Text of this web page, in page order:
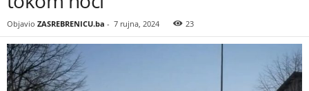
Objavio ZASREBRENICU.ba - 7 rujna, 2024 23